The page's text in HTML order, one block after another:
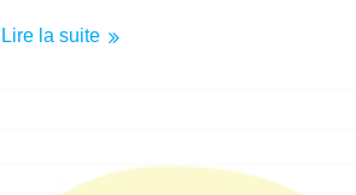
Lire la suite